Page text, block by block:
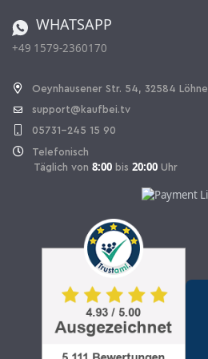
Vertrag widerrufen
WHATSAPP
+49 1579-2360170
Oeynhausener Str. 54, 32584 Löhne
support@kaufbei.tv
05731-245 15 90
Telefonisch
Täglich von 8:00 bis 20:00 Uhr